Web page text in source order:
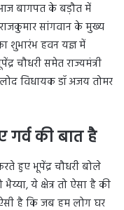
आज बागपत के बड़ौत में
सांगवान के मुख्य
शुभारंभ हवन यज्ञ में
चौधरी समेत राज्यमंत्री
विधायक डॉ अजय तोमर
गर्व की बात है
हुए भूपेंद्र चौधरी बोले
ये क्षेत्र तो ऐसा है की
है कि जब हम लोग घर